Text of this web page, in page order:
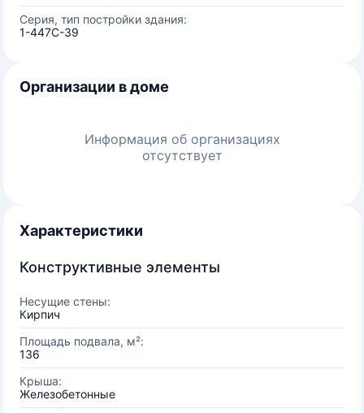
Серия, тип постройки здания:
1-447С-39
Организации в доме
Информация об организациях
отсутствует
Характеристики
Конструктивные элементы
Несущие стены:
Кирпич
Площадь подвала, м²:
136
Крыша:
Железобетонные